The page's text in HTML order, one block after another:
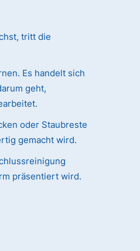
tritt die
Es handelt sich
geht,
oder Staubreste
gemacht wird.
präsentiert wird.